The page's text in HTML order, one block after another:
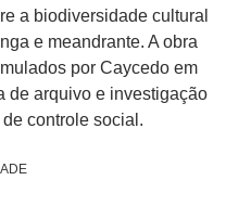
a biodiversidade cultural
e meandrante. A obra
por Caycedo em
de arquivo e investigação
controle social.